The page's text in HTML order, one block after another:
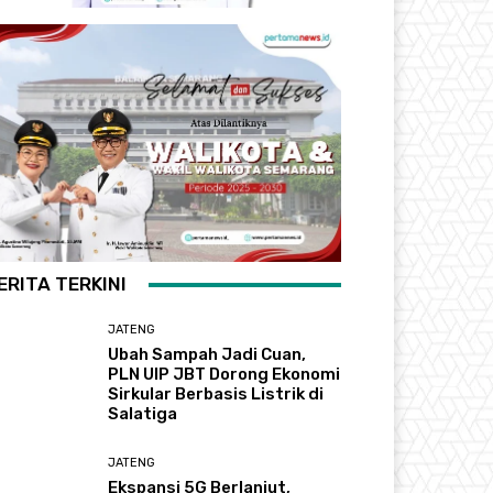
TERKINI
JATENG
Ubah Sampah Jadi Cuan,
PLN UIP JBT Dorong Ekonomi
Sirkular Berbasis Listrik di
Salatiga
JATENG
Ekspansi 5G Berlanjut,